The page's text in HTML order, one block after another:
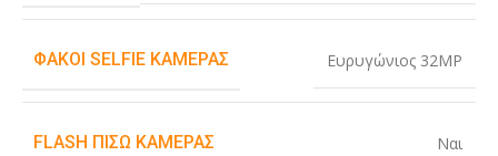
ΦΑΚΟΊ SELFIE ΚΆΜΕΡΑΣ Ευρυγώνιος 32MP
FLASH ΠΊΣΩ ΚΆΜΕΡΑΣ Ναι